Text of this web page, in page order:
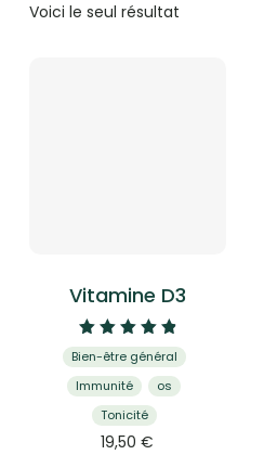
Voici le seul résultat
Vitamine D3
Note
4.95
sur 5
Bien-être général
Immunité
os
Tonicité
19,50€